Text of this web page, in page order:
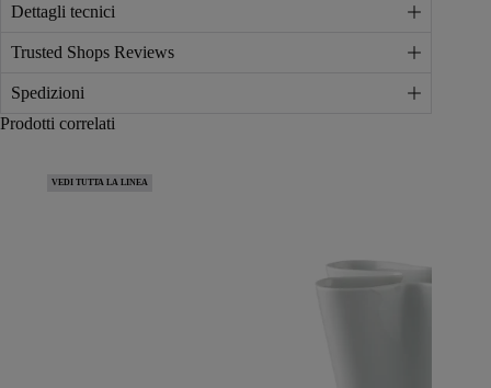
Dettagli tecnici
Trusted Shops Reviews
Spedizioni
Prodotti correlati
VEDI TUTTA LA LINEA